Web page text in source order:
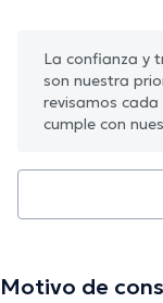
La confianza y
son nuestra
revisamos
cumple con
Motivo de